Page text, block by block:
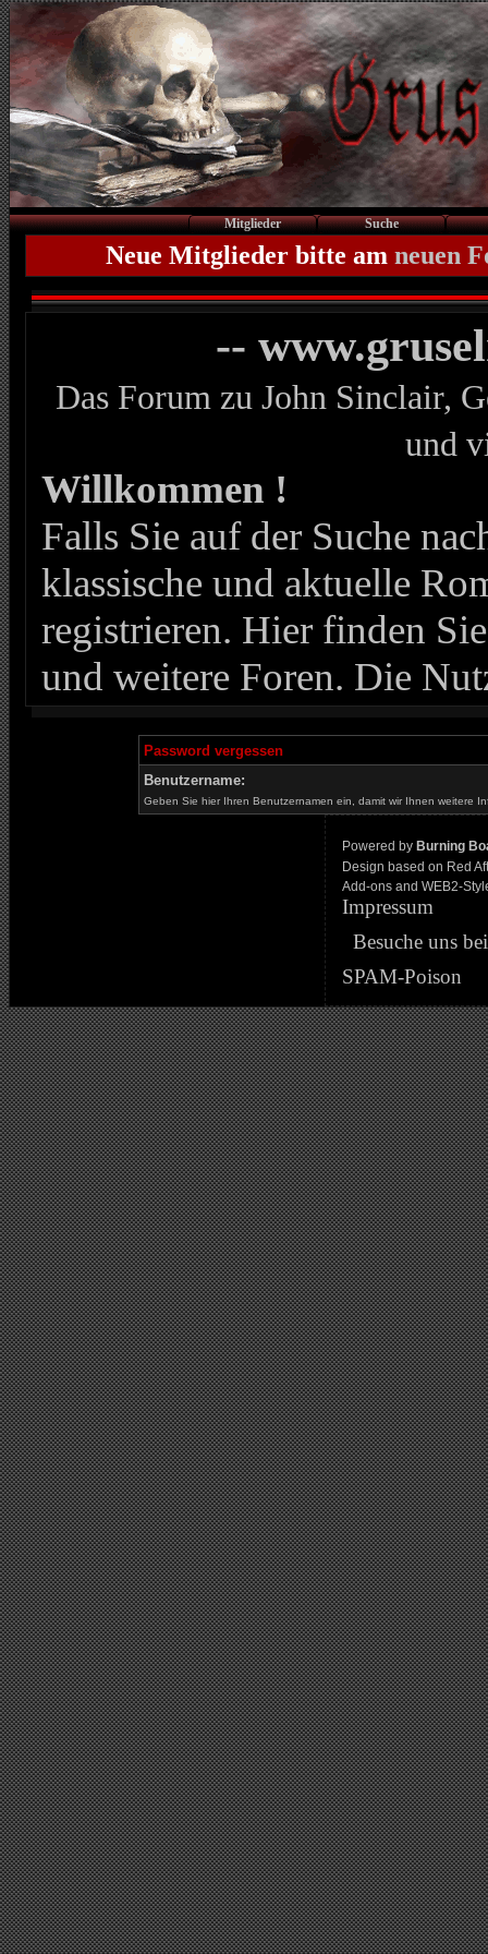
Mitglieder Suche
Neue Mitglieder bitte am neuen
--
Das Forum zu John Sinclair,
und
Willkommen !
Falls Sie auf der Suche
klassische und aktuelle
registrieren. Hier finden
und weitere Foren. Die
Password vergessen
Benutzername:
Geben Sie hier Ihren Benutzernamen ein, damit wir Ihnen weitere
Powered by Burning
Design based on Red
Add-ons and WEB2-
Impressum
Besuche uns
SPAM-Poison